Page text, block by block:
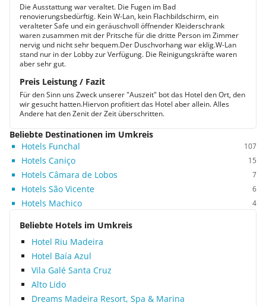
Die Ausstattung war veraltet. Die Fugen im Bad
renovierungsbedürftig. Kein W-Lan, kein Flachbildschirm, ein
veralteter Safe und ein geräuschvoll öffnender Kleiderschrank
waren zusammen mit der Pritsche für die dritte Person im Zimmer
nervig und nicht sehr bequem.Der Duschvorhang war eklig.W-Lan
stand nur in der Lobby zur Verfügung. Die Reinigungskräfte waren
aber sehr gut.
Preis Leistung / Fazit
Für den Sinn uns Zweck unserer "Auszeit" bot das Hotel den Ort, den
wir gesucht hatten.Hiervon profitiert das Hotel aber allein. Alles
Andere hat den Zenit der Zeit überschritten.
Beliebte Destinationen im Umkreis
Hotels Funchal
107
Hotels Caniço 15
Hotels Câmara de Lobos 7
Hotels São Vicente 6
Hotels Machico 4
Beliebte Hotels im Umkreis
Hotel Riu Madeira
Hotel Baía Azul
Vila Galé Santa Cruz
Alto Lido
Dreams Madeira Resort, Spa & Marina